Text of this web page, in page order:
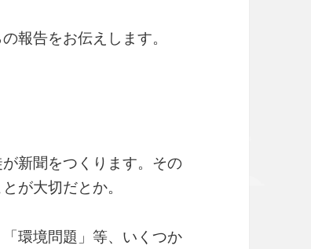
報告をお伝えします。
新聞をつくります。その
が大切だとか。
環境問題」等、いくつか